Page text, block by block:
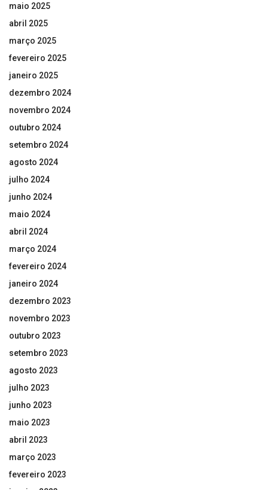
maio 2025
abril 2025
março 2025
fevereiro 2025
janeiro 2025
dezembro 2024
novembro 2024
outubro 2024
setembro 2024
agosto 2024
julho 2024
junho 2024
maio 2024
abril 2024
março 2024
fevereiro 2024
janeiro 2024
dezembro 2023
novembro 2023
outubro 2023
setembro 2023
agosto 2023
julho 2023
junho 2023
maio 2023
abril 2023
março 2023
fevereiro 2023